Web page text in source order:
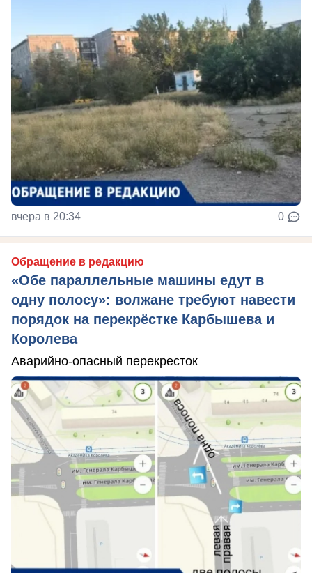
вчера в 20:34 0
Обращение в редакцию
«Обе параллельные машины едут в
одну полосу»: волжане требуют навести
порядок на перекрёстке Карбышева и
Королева
Аварийно-опасный перекресток